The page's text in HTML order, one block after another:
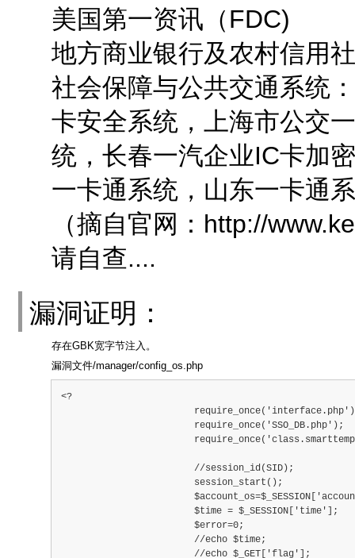
美国第一资讯（FDC)
地方商业银行及农村信用
社会保障与公共交通系统
卡安全系统，上海市公交
统，长春一汽企业IC卡加
一卡通系统，山东一卡通
（摘自官网：http://
请自查....
漏洞证明：
存在GBK宽字节注入。
漏洞文件/manager/config_os.php
<?
			require_once('SSO_DB.php');
			//session_id(SID);
			session_start();
			$time = $_SESSION['time'];
			$error=0;
			//echo $time;
			//echo $_GET['flag'];